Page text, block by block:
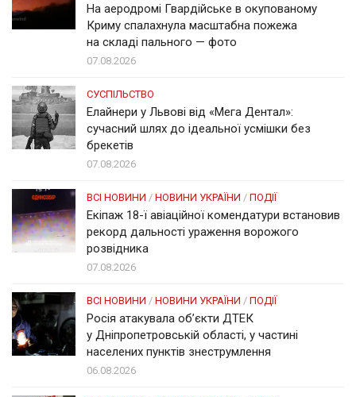
На аеродромі Гвардійське в окупованому
Криму спалахнула масштабна пожежа
на складі пального — фото
07.08.2026
СУСПІЛЬСТВО
Елайнери у Львові від «Мега Дентал»:
сучасний шлях до ідеальної усмішки без
брекетів
07.08.2026
ВСІ НОВИНИ / НОВИНИ УКРАЇНИ / ПОДІЇ
Екіпаж 18-ї авіаційної комендатури встановив
рекорд дальності ураження ворожого
розвідника
07.08.2026
ВСІ НОВИНИ / НОВИНИ УКРАЇНИ / ПОДІЇ
Росія атакувала об’єкти ДТЕК
у Дніпропетровській області, у частині
населених пунктів знеструмлення
06.08.2026